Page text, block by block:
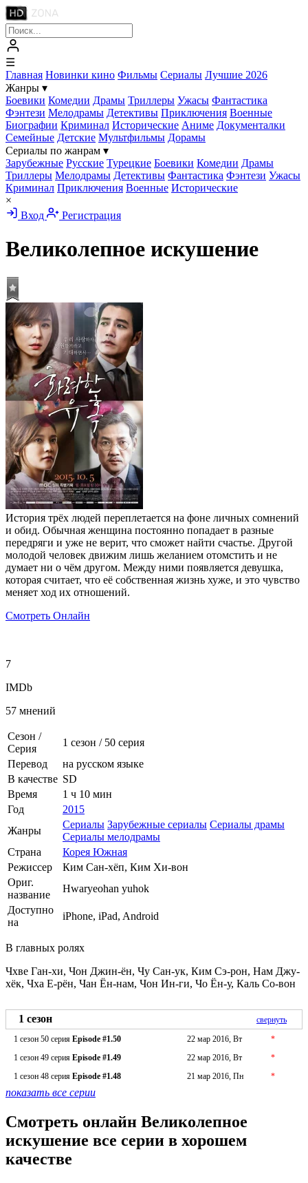
☰
Главная Новинки кино Фильмы Сериалы Лучшие 2026
Жанры ▾
Боевики Комедии Драмы Триллеры Ужасы Фантастика
Фэнтези Мелодрамы Детективы Приключения Военные
Биографии Криминал Исторические Аниме Документалки
Семейные Детские Мультфильмы Дорамы
Сериалы по жанрам ▾
Зарубежные Русские Турецкие Боевики Комедии Драмы
Триллеры Мелодрамы Детективы Фантастика Фэнтези Ужасы
Криминал Приключения Военные Исторические
×
Вход
Регистрация
Великолепное искушение
История трёх людей переплетается на фоне личных сомнений
и обид. Обычная женщина постоянно попадает в разные
передряги и уже не верит, что сможет найти счастье. Другой
молодой человек движим лишь желанием отомстить и не
думает ни о чём другом. Между ними появляется девушка,
которая считает, что её собственная жизнь хуже, и это чувство
меняет ход их отношений.
Смотреть Онлайн
7
IMDb
57 мнений
Сезон /
Серия
1 сезон / 50 серия
Перевод
на русском языке
В качестве SD
Время
1 ч 10 мин
Год
2015
Жанры
Сериалы Зарубежные сериалы Сериалы драмы
Сериалы мелодрамы
Страна
Корея Южная
Режиссер
Ким Сан-хёп, Ким Хи-вон
Ориг.
название
Hwaryeohan yuhok
Доступно
на
iPhone, iPad, Android
В главных ролях
Чхве Ган-хи, Чон Джин-ён, Чу Сан-ук, Ким Сэ-рон, Нам Джу-
хёк, Чха Е-рён, Чан Ён-нам, Чон Ин-ги, Чо Ён-у, Каль Со-вон
1 сезон
свернуть
1 сезон 50 серия Episode #1.50 22 мар 2016, Вт
*
1 сезон 49 серия Episode #1.49 22 мар 2016, Вт
*
1 сезон 48 серия Episode #1.48 21 мар 2016, Пн *
показать все серии
Смотреть онлайн Великолепное
искушение все серии в хорошем
качестве